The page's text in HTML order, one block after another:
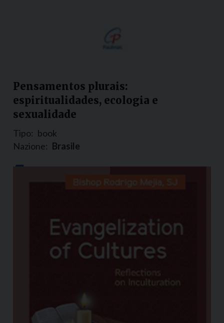
Pensamentos plurais:
espiritualidades, ecologia e
sexualidade
Tipo: book
Nazione: Brasile